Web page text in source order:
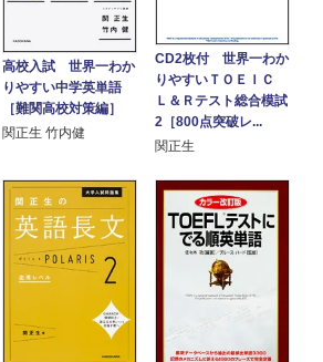
高校入試 世界一わか
りやすい中学英単語
［難関高校対策編］
関正生 竹内健
CD2枚付 世界一わか
りやすいＴＯＥＩＣ
Ｌ＆Ｒテスト総合模試
2［800点突破レ...
関正生